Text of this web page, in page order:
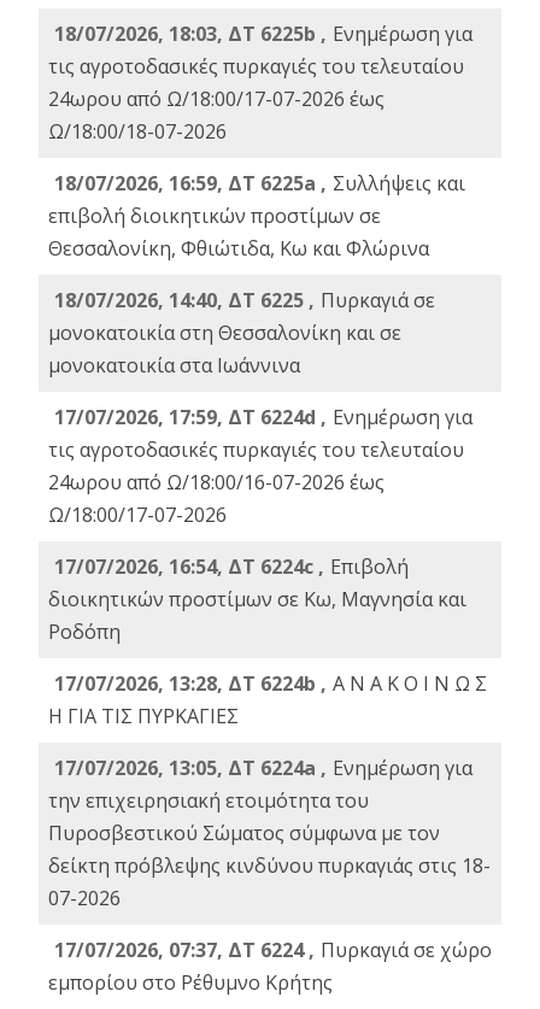
18/07/2026, 18:03, ΔΤ 6225b , Ενημέρωση για
τις αγροτοδασικές πυρκαγιές του τελευταίου
24ωρου από Ω/18:00/17-07-2026 έως
Ω/18:00/18-07-2026
18/07/2026, 16:59, ΔT 6225a , Συλλήψεις και
επιβολή διοικητικών προστίμων σε
Θεσσαλονίκη, Φθιώτιδα, Κω και Φλώρινα
18/07/2026, 14:40, ΔΤ 6225 , Πυρκαγιά σε
μονοκατοικία στη Θεσσαλονίκη και σε
μονοκατοικία στα Ιωάννινα
17/07/2026, 17:59, ΔΤ 6224d , Ενημέρωση για
τις αγροτοδασικές πυρκαγιές του τελευταίου
24ωρου από Ω/18:00/16-07-2026 έως
Ω/18:00/17-07-2026
17/07/2026, 16:54, ΔΤ 6224c , Επιβολή
διοικητικών προστίμων σε Κω, Μαγνησία και
Ροδόπη
17/07/2026, 13:28, ΔΤ 6224b , Α Ν Α Κ Ο Ι Ν Ω Σ
Η ΓΙΑ ΤΙΣ ΠΥΡΚΑΓΙΕΣ
17/07/2026, 13:05, ΔΤ 6224a , Ενημέρωση για
την επιχειρησιακή ετοιμότητα του
Πυροσβεστικού Σώματος σύμφωνα με τον
δείκτη πρόβλεψης κινδύνου πυρκαγιάς στις 18-
07-2026
17/07/2026, 07:37, ΔΤ 6224 , Πυρκαγιά σε χώρο
εμπορίου στο Ρέθυμνο Κρήτης